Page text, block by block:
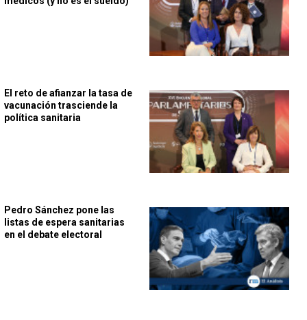
El reto de afianzar la tasa de
vacunación trasciende la
política sanitaria
Pedro Sánchez pone las
listas de espera sanitarias
en el debate electoral